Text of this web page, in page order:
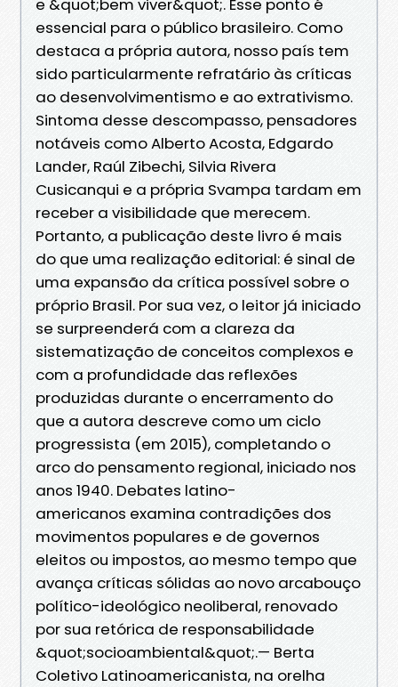
e &quot;bem viver&quot;. Esse ponto é
essencial para o público brasileiro. Como
destaca a própria autora, nosso país tem
sido particularmente refratário às críticas
ao desenvolvimentismo e ao extrativismo.
Sintoma desse descompasso, pensadores
notáveis como Alberto Acosta, Edgardo
Lander, Raúl Zibechi, Silvia Rivera
Cusicanqui e a própria Svampa tardam em
receber a visibilidade que merecem.
Portanto, a publicação deste livro é mais
do que uma realização editorial: é sinal de
uma expansão da crítica possível sobre o
próprio Brasil. Por sua vez, o leitor já iniciado
se surpreenderá com a clareza da
sistematização de conceitos complexos e
com a profundidade das reflexões
produzidas durante o encerramento do
que a autora descreve como um ciclo
progressista (em 2015), completando o
arco do pensamento regional, iniciado nos
anos 1940. Debates latino-
americanos examina contradições dos
movimentos populares e de governos
eleitos ou impostos, ao mesmo tempo que
avança críticas sólidas ao novo arcabouço
político-ideológico neoliberal, renovado
por sua retórica de responsabilidade
&quot;socioambiental&quot;.— Berta
Coletivo Latinoamericanista, na orelha